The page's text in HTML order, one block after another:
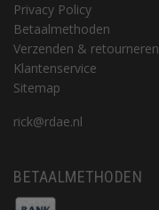
Privacy Policy
Betaalmethoden
Verzenden & retourneren
Klantenservice
Sitemap
rick@rdae.nl
BETAALMETHODEN